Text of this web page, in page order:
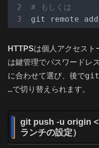
# もしくは
git remote
HTTPSは個人アクセスト
は鍵管理でパスワードレ
に合わせて選び、後で
…で切り替えられます。
git push -u origin
ランチの設定）